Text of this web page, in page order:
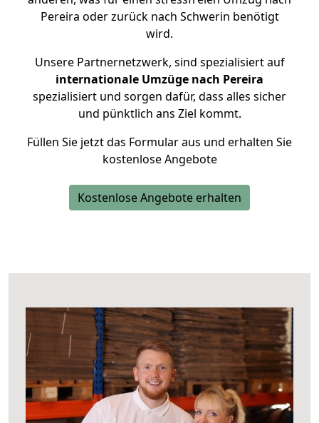
Pereira oder zurück nach Schwerin benötigt
wird.
Unsere Partnernetzwerk, sind spezialisiert auf
internationale Umzüge nach Pereira
spezialisiert und sorgen dafür, dass alles sicher
und pünktlich ans Ziel kommt.
Füllen Sie jetzt das Formular aus und erhalten Sie
kostenlose Angebote
Kostenlose Angebote erhalten